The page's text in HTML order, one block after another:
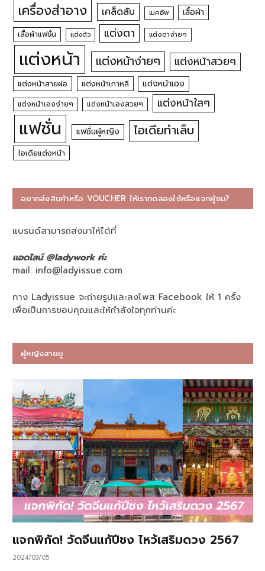
เครื่องสำอาง เคล็ดลับ เมคอัพ เสื้อผ้า
เสื้อผ้าแฟชั่น แต่งตัว แต่งตา แต่งตาง่ายๆ
แต่งหน้า แต่งหน้าง่ายๆ แต่งหน้าสวยๆ
แต่งหน้าสายฝอ แต่งหน้าเกาหลี แต่งหน้าเอง
แต่งหน้าเองง่ายๆ แต่งหน้าเองสวยๆ แต่งหน้าใสๆ
แฟชั่น แฟชั่นผู้หญิง ไอเดียทำเล็บ
ไอเดียแต่งหน้า
อยากส่งสินค้าหรือ VOUCHER ให้เราทดลองใช้หรือแจกผู้ชม?
แบรนด์สามารถส่งมาให้ได้ที่
แอดไลน์ @ladywork ค่ะ
mail: info@ladyissue.com
ทาง Ladyissue จะถ่ายรูปและลงโพส Facebook ให้ 1 ครั้ง
เพื่อเป็นการขอบคุณและให้กำลังใจทุกท่านค่ะ
ผู้หญิงสายมู
แจกพิกัด! วัดจีนแก้ปีชง ไหว้เสริมดวง 2567
2024/03/05